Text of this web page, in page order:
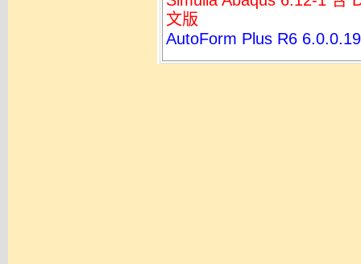
文版
AutoForm Plus R6